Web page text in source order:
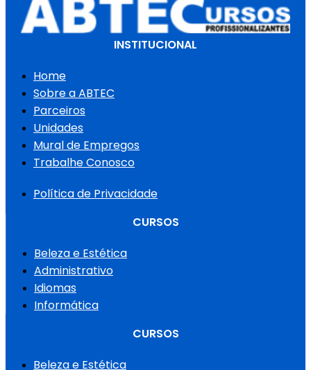
INSTITUCIONAL
Home
Sobre a ABTEC
Parceiros
Unidades
Mural de Empregos
Trabalhe Conosco
Política de Privacidade
CURSOS
Beleza e Estética
Administrativo
Idiomas
Informática
CURSOS
Beleza e Estética